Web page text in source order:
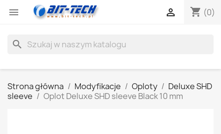
 shopping_cart (0)

search
Strona główna Modyfikacje Oploty
Deluxe SHD
sleeve
Oplot Deluxe SHD sleeve Black 10 mm